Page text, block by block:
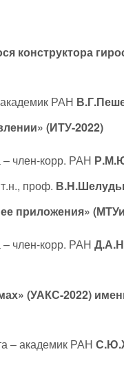
конструктора
РАН
(ИТУ-2022)
– член-корр. РАН
проф.
приложения»
– член-корр. РАН
(УАКС-2022)
– академик РАНС.Ю.